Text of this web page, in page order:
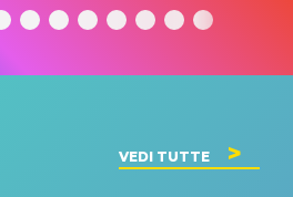
del singolo
VEDI TUTTE